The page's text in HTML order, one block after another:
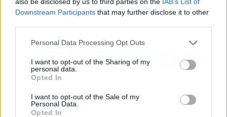
Downstream Participants that may further disclose it to other
Personal Data Processing Opt Outs
I want to opt-out of the Sharing of my
personal data.
Opted In
I want to opt-out of the Sale of my
Personal Data.
Opted In
en tan solo tres pasos,
con Thalamus
para implantar el canal
de denuncias antes del 1